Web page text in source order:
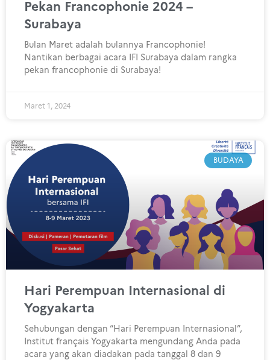
Pekan Francophonie 2024 –
Surabaya
Bulan Maret adalah bulannya Francophonie!
Nantikan berbagai acara IFI Surabaya dalam rangka
pekan francophonie di Surabaya!
Maret 1, 2024
BUDAYA
Hari Perempuan Internasional di
Yogyakarta
Sehubungan dengan “Hari Perempuan Internasional”,
Institut français Yogyakarta mengundang Anda pada
acara yang akan diadakan pada tanggal 8 dan 9